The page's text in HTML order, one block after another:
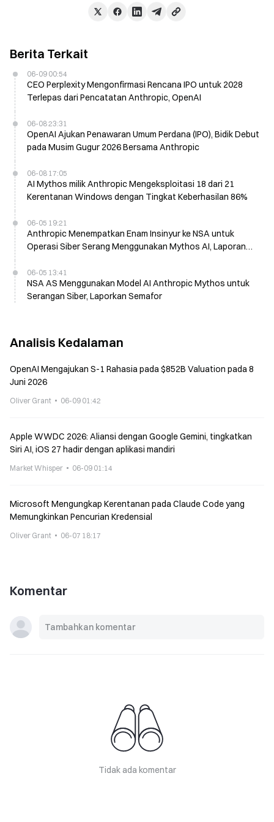
Berita Terkait
06-09 00:54
CEO Perplexity Mengonfirmasi Rencana IPO untuk 2028
Terlepas dari Pencatatan Anthropic, OpenAI
06-08 23:31
OpenAI Ajukan Penawaran Umum Perdana (IPO), Bidik Debut
pada Musim Gugur 2026 Bersama Anthropic
06-08 17:05
AI Mythos milik Anthropic Mengeksploitasi 18 dari 21
Kerentanan Windows dengan Tingkat Keberhasilan 86%
06-05 19:21
Anthropic Menempatkan Enam Insinyur ke NSA untuk
Operasi Siber Serang Menggunakan Mythos AI, Laporan
06-05 13:41
NSA AS Menggunakan Model AI Anthropic Mythos untuk
Serangan Siber, Laporkan Semafor
Analisis Kedalaman
OpenAI Mengajukan S-1 Rahasia pada $852B Valuation pada 8
Juni 2026
Oliver Grant 06-09 01:42
Apple WWDC 2026: Aliansi dengan Google Gemini, tingkatkan
Siri AI, iOS 27 hadir dengan aplikasi mandiri
Market Whisper 06-09 01:14
Microsoft Mengungkap Kerentanan pada Claude Code yang
Memungkinkan Pencurian Kredensial
Oliver Grant 06-07 18:17
Komentar
Tidak ada komentar